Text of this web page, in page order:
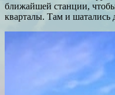
ближайшей станции,
кварталы. Там и шатались